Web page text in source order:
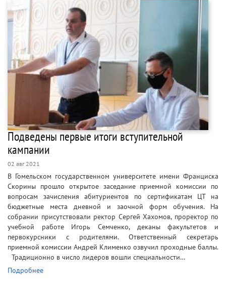
Подведены первые итоги вступительной
кампании
02 авг 2021
В Гомельском государственном университете имени Франциска
Скорины прошло открытое заседание приемной комиссии по
вопросам зачисления абитуриентов по сертификатам ЦТ на
бюджетные места дневной и заочной форм обучения. На
собрании присутствовали ректор Сергей Хахомов, проректор по
учебной работе Игорь Семченко, деканы факультетов и
первокурсники с родителями. Ответственный секретарь
приемной комиссии Андрей Клименко озвучил проходные баллы.
Традиционно в число лидеров вошли специальности…
Подробнее